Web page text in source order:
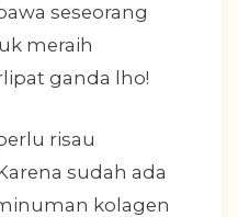
seseorang
meraih
ganda lho!
risau
sudah ada
kolagen